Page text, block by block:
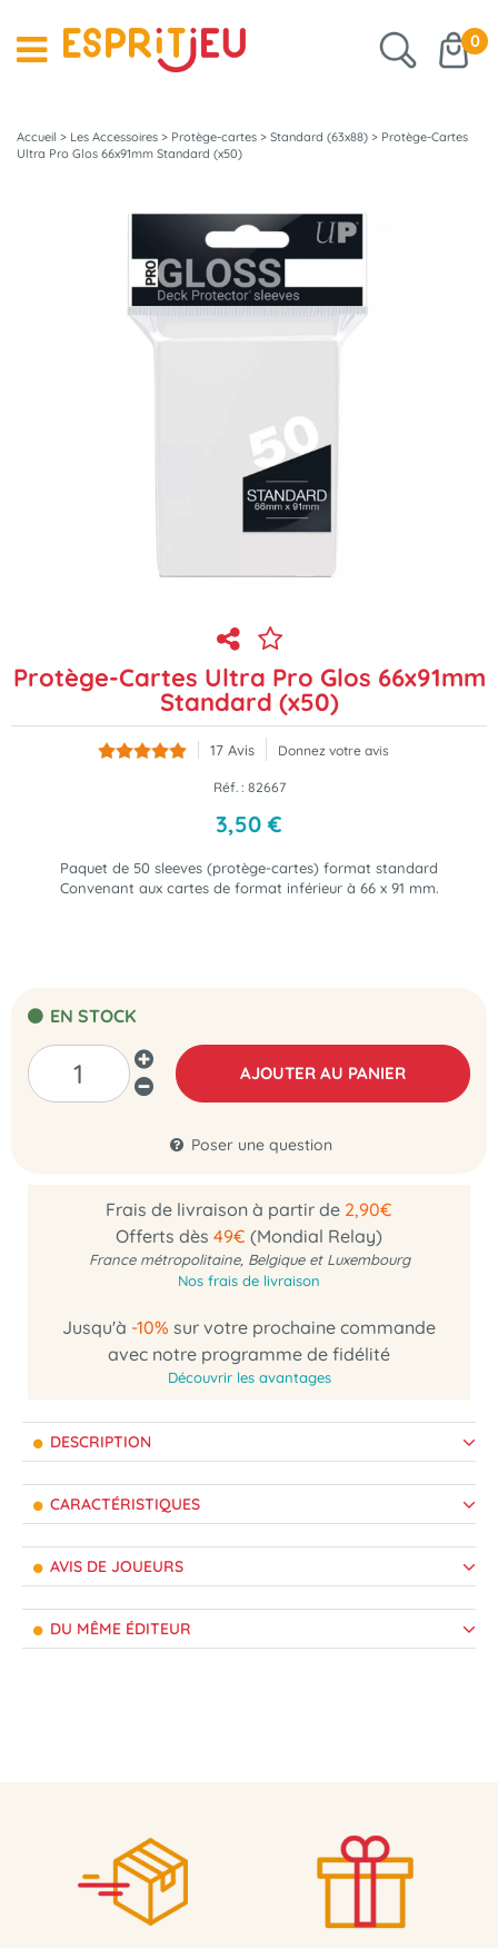
0
Accueil > Les Accessoires > Protège-cartes > Standard (63x88) > Protège-Cartes
Ultra Pro Glos 66x91mm Standard (x50)
Protège-Cartes Ultra Pro Glos 66x91mm
Standard (x50)
17 Avis Donnez votre avis
Réf. : 82667
3,50 €
Paquet de 50 sleeves (protège-cartes) format standard
Convenant aux cartes de format inférieur à 66 x 91 mm.
EN STOCK
AJOUTER AU PANIER
Poser une question
Frais de livraison à partir de 2,90€
Offerts dès 49€ (Mondial Relay)
France métropolitaine, Belgique et Luxembourg
Nos frais de livraison
Jusqu'à -10% sur votre prochaine commande
avec notre programme de fidélité
Découvrir les avantages
DESCRIPTION
CARACTÉRISTIQUES
AVIS DE JOUEURS
DU MÊME ÉDITEUR